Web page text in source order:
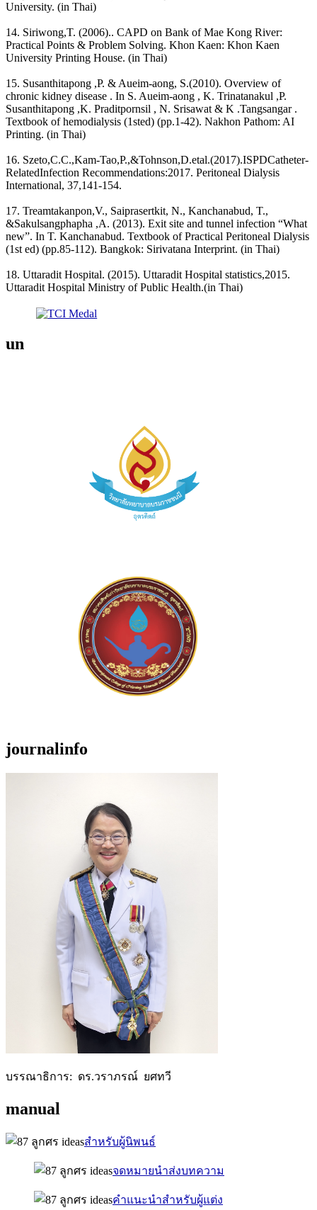
University. (in Thai)
14. Siriwong,T. (2006).. CAPD on Bank of Mae Kong River:
Practical Points & Problem Solving. Khon Kaen: Khon Kaen
University Printing House. (in Thai)
15. Susanthitapong ,P. & Aueim-aong, S.(2010). Overview of
chronic kidney disease . In S. Aueim-aong , K. Trinatanakul ,P.
Susanthitapong ,K. Praditpornsil , N. Srisawat & K .Tangsangar .
Textbook of hemodialysis (1sted) (pp.1-42). Nakhon Pathom: AI
Printing. (in Thai)
16. Szeto,C.C.,Kam-Tao,P.,&Tohnson,D.etal.(2017).ISPDCatheter-
RelatedInfection Recommendations:2017. Peritoneal Dialysis
International, 37,141-154.
17. Treamtakanpon,V., Saiprasertkit, N., Kanchanabud, T.,
&Sakulsangphapha ,A. (2013). Exit site and tunnel infection “What
new”. In T. Kanchanabud. Textbook of Practical Peritoneal Dialysis
(1st ed) (pp.85-112). Bangkok: Sirivatana Interprint. (in Thai)
18. Uttaradit Hospital. (2015). Uttaradit Hospital statistics,2015.
Uttaradit Hospital Ministry of Public Health.(in Thai)
un
journalinfo
บรรณาธิการ: ดร.วราภรณ์ ยศทวี
manual
สำหรับผู้นิพนธ์
จดหมายนำส่งบทความ
คำแนะนำสำหรับผู้แต่ง